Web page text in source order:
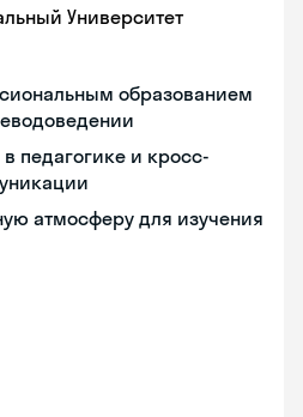
Университет
образованием
в педагогике и кросс-
атмосферу для изучения